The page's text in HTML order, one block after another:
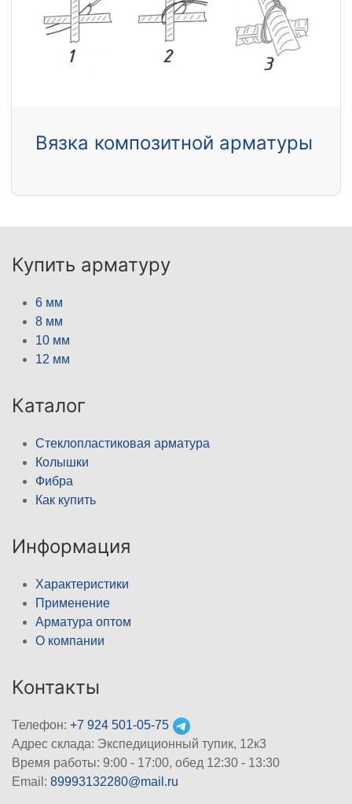
Вязка композитной арматуры
Купить арматуру
6 мм
8 мм
10 мм
12 мм
Каталог
Стеклопластиковая арматура
Колышки
Фибра
Как купить
Информация
Характеристики
Применение
Арматура оптом
О компании
Контакты
Телефон: +7 924 501-05-75
Адрес склада: Экспедиционный тупик, 12к3
Время работы: 9:00 - 17:00, обед 12:30 - 13:30
Email: 89993132280@mail.ru